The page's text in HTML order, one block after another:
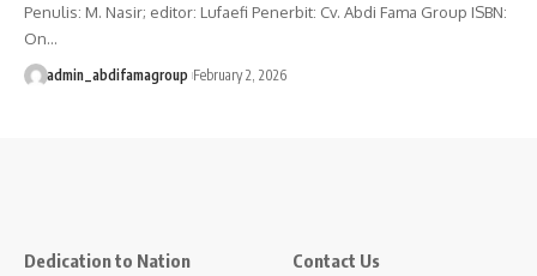
Penulis: M. Nasir; editor: Lufaefi Penerbit: Cv. Abdi Fama Group ISBN:
On…
admin_abdifamagroup February 2, 2026
Dedication to Nation Contact Us